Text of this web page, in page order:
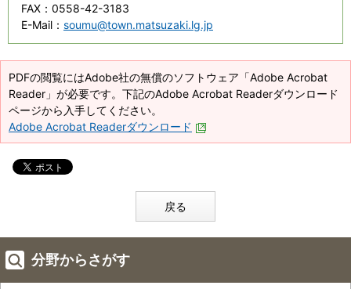
FAX ：0558-42-3183
E-Mail ： soumu@town.matsuzaki.lg.jp
PDFの閲覧にはAdobe社の無償のソフトウェア「Adobe Acrobat
Reader」が必要です。下記のAdobe Acrobat Readerダウンロード
ページから入手してください。
Adobe Acrobat Readerダウンロード
戻る
分野からさがす